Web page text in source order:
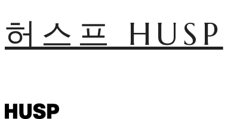
허스프 HUSP